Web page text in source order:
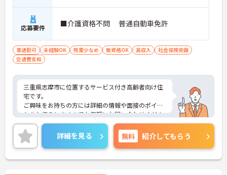
応募要件 ■介護資格不問 普通自動車免許
車通勤可 未経験OK 残業少なめ 無資格OK 高収入
社会保険完備
交通費支給
三重県志摩市に位置するサービス付き高齢者向け住
宅です。
ご興味をお持ちの方には詳細の情報や面接のポイン
トをお伝えしますのでお気軽にお問い合わせくださ
いませ。
詳細を見る 無料 紹介してもらう